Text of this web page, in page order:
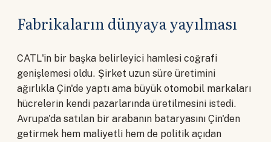
Fabrikaların dünyaya yayılması
CATL'in bir başka belirleyici hamlesi coğrafi
genişlemesi oldu. Şirket uzun süre üretimini
ağırlıkla Çin'de yaptı ama büyük otomobil markaları
hücrelerin kendi pazarlarında üretilmesini istedi.
Avrupa'da satılan bir arabanın bataryasını Çin'den
getirmek hem maliyetli hem de politik açıdan